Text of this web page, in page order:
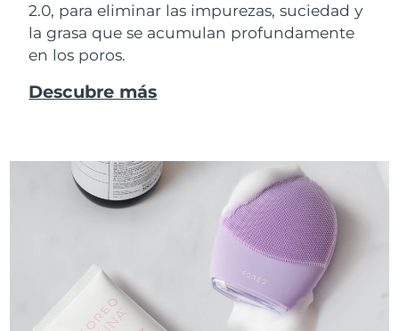
2.0, para eliminar las impurezas, suciedad y
la grasa que se acumulan profundamente
en los poros.
Descubre más